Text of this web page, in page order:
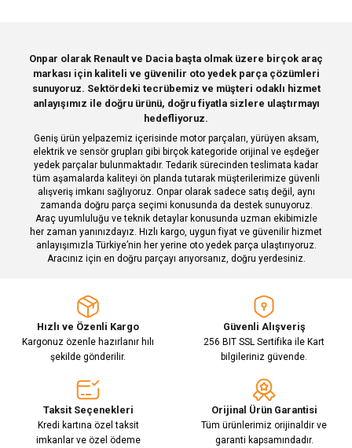
Ürün resmi kalitesiz, bozuk veya görüntülenemiyor.
Ürün açıklamasında eksik bilgiler bulunuyor.
Ürün bilgilerinde hatalar bulunuyor.
Ürün fiyatı diğer sitelerden daha pahalı.
Bu ürüne benzer farklı alternatifler olmalı.
Gönder
Deneyimini Paylaş
Onpar olarak Renault ve Dacia başta olmak üzere birçok araç
markası için kaliteli ve güvenilir oto yedek parça çözümleri
sunuyoruz. Sektördeki tecrübemiz ve müşteri odaklı hizmet
anlayışımız ile doğru ürünü, doğru fiyatla sizlere ulaştırmayı
hedefliyoruz.
Geniş ürün yelpazemiz içerisinde motor parçaları, yürüyen aksam,
elektrik ve sensör grupları gibi birçok kategoride orijinal ve eşdeğer
yedek parçalar bulunmaktadır. Tedarik sürecinden teslimata kadar
tüm aşamalarda kaliteyi ön planda tutarak müşterilerimize güvenli
alışveriş imkanı sağlıyoruz. Onpar olarak sadece satış değil, aynı
zamanda doğru parça seçimi konusunda da destek sunuyoruz.
Araç uyumluluğu ve teknik detaylar konusunda uzman ekibimizle
her zaman yanınızdayız. Hızlı kargo, uygun fiyat ve güvenilir hizmet
anlayışımızla Türkiye’nin her yerine oto yedek parça ulaştırıyoruz.
Aracınız için en doğru parçayı arıyorsanız, doğru yerdesiniz.
Hızlı ve Özenli Kargo
Kargonuz özenle hazırlanır hılı
şekilde gönderilir.
Güvenli Alışveriş
256 BIT SSL Sertifika ile Kart
bilgileriniz güvende.
Taksit Seçenekleri
Kredi kartına özel taksit
imkanlar ve özel ödeme
Orijinal Ürün Garantisi
Tüm ürünlerimiz orijinaldir ve
garanti kapsamındadır.